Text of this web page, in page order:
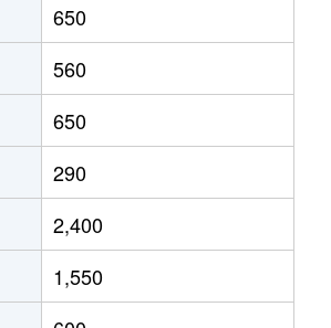
650
560
650
290
2,400
1,550